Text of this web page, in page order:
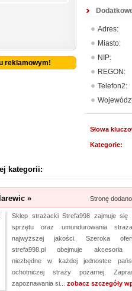
reklamowym!
Adres:
Miasto:
NIP:
REGON:
Telefon2:
Słowa
Kategorie:
kategorii:
» Stronę
Sklep strażacki Strefa998 zajmuje się
sprzętu oraz umundurowania
najwyższej jakości. Szeroka
strefa998.pl obejmuje akcesoria
niezbędne w każdej jednostce
ochotniczej straży pożarnej.
zapoznawania si... zobacz szczegóły